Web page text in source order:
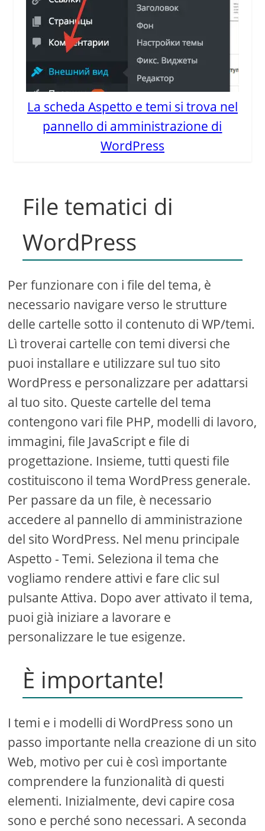
La scheda Aspetto e temi si trova nel
pannello di amministrazione di
WordPress
File tematici di
WordPress
Per funzionare con i file del tema, è
necessario navigare verso le strutture
delle cartelle sotto il contenuto di WP/temi.
Lì troverai cartelle con temi diversi che
puoi installare e utilizzare sul tuo sito
WordPress e personalizzare per adattarsi
al tuo sito. Queste cartelle del tema
contengono vari file PHP, modelli di lavoro,
immagini, file JavaScript e file di
progettazione. Insieme, tutti questi file
costituiscono il tema WordPress generale.
Per passare da un file, è necessario
accedere al pannello di amministrazione
del sito WordPress. Nel menu principale
Aspetto - Temi. Seleziona il tema che
vogliamo rendere attivi e fare clic sul
pulsante Attiva. Dopo aver attivato il tema,
puoi già iniziare a lavorare e
personalizzare le tue esigenze.
È importante!
I temi e i modelli di WordPress sono un
passo importante nella creazione di un sito
Web, motivo per cui è così importante
comprendere la funzionalità di questi
elementi. Inizialmente, devi capire cosa
sono e perché sono necessari. A seconda